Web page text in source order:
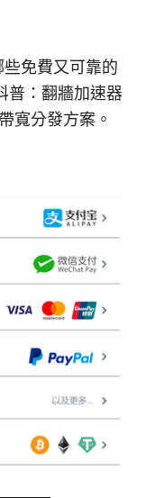
免費又可靠的
普：翻牆加速器
寬分發方案。